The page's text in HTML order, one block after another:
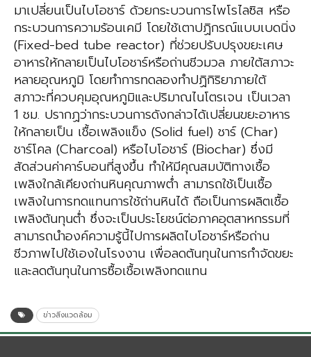
มาเปลี่ยนเป็นไบโอชาร์ ด้วยกระบวนการไพโรไลซิส หรือ
กระบวนการความร้อนเคมี โดยใช้เตาปฏิกรณ์แบบเบดนิ่ง
(Fixed-bed tube reactor) ที่ช่วยปรับปรุงขยะเศษ
อาหารให้กลายเป็นไบโอชาร์หรือถ่านชีวมวล ภายใต้สภาวะ
หลายอุณหภูมิ โดยทำการทดลองทำปฏิกิริยาภายใต้
สภาวะที่ควบคุมอุณหภูมิและปริมาณไนโตรเจน เป็นเวลา
1 ชม. ปรากฏว่ากระบวนการดังกล่าวได้เปลี่ยนขยะอาหาร
ให้กลายเป็น เชื้อเพลิงแข็ง (Solid fuel) ชาร์ (Char)
ชาร์โคล (Charcoal) หรือไบโอชาร์ (Biochar) ซึ่งมี
สัดส่วนค่าคาร์บอนที่สูงขึ้น ทำให้มีคุณสมบัติทางเชื้อ
เพลิงใกล้เคียงถ่านหินคุณภาพต่ำ สามารถใช้เป็นเชื้อ
เพลิงในการทดแทนการใช้ถ่านหินได้ ถือเป็นการผลิตเชื้อ
เพลิงต้นทุนต่ำ ซึ่งจะเป็นประโยชน์ต่อภาคอุตสาหกรรมที่
สามารถนำองค์ความรู้นี้ไปการผลิตไบโอชาร์หรือถ่าน
ชีวภาพไปใช้เองในโรงงาน เพื่อลดต้นทุนในการกำจัดขยะ
และลดต้นทุนในการซื้อเชื้อเพลิงทดแทน
ข่าวสิ่งแวดล้อม